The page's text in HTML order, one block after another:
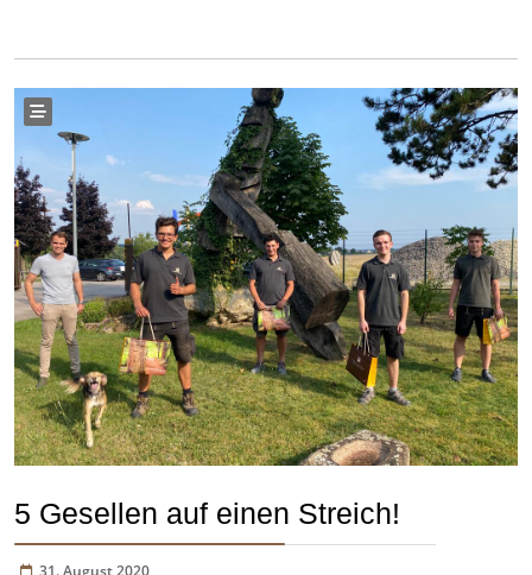
5 Gesellen auf einen Streich!